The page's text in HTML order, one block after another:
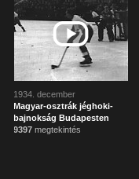
1934. december
Magyar-osztrák jéghoki-
bajnokság Budapesten
9397 megtekintés